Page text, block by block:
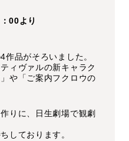
00より
品がそろいました。
ィヴァルの新キャラク
や「ご案内フクロウの
りに、日生劇場で観劇
しております。